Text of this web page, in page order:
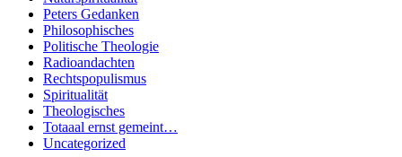
Peters Gedanken
Philosophisches
Politische Theologie
Radioandachten
Rechtspopulismus
Spiritualität
Theologisches
Totaaal ernst gemeint…
Uncategorized